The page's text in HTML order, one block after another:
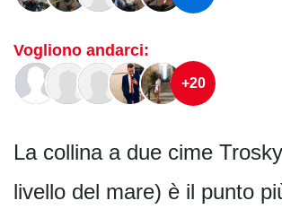
Vogliono andarci:
+20
La collina a due cime
livello del mare) è il punto